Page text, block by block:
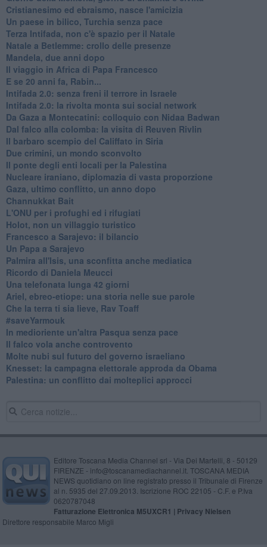
Cristianesimo ed ebraismo, nasce l'amicizia
Un paese in bilico, Turchia senza pace
Terza Intifada, non c'è spazio per il Natale
Natale a Betlemme: crollo delle presenze
Mandela, due anni dopo
Il viaggio in Africa di Papa Francesco
E se 20 anni fa, Rabin...
Intifada 2.0: senza freni il terrore in Israele
Intifada 2.0: la rivolta monta sui social network
Da Gaza a Montecatini: colloquio con Nidaa Badwan
Dal falco alla colomba: la visita di Reuven Rivlin
Il barbaro scempio del Califfato in Siria
Due crimini, un mondo sconvolto
Il ponte degli enti locali per la Palestina
Nucleare iraniano, diplomazia di vasta proporzione
Gaza, ultimo conflitto, un anno dopo
Channukkat Bait
L'ONU per i profughi ed i rifugiati
Holot, non un villaggio turistico
Francesco a Sarajevo: il bilancio
Un Papa a Sarajevo
Palmira all'Isis, una sconfitta anche mediatica
Ricordo di Daniela Meucci
​Una telefonata lunga 42 giorni
​Ariel, ebreo-etiope: una storia nelle sue parole
Che la terra ti sia lieve, Rav Toaff
​#saveYarmouk
​In medioriente un'altra Pasqua senza pace
​Il falco vola anche controvento
Molte nubi sul futuro del governo israeliano
Knesset: la campagna elettorale approda da Obama
Palestina: un conflitto dai molteplici approcci
Editore Toscana Media Channel srl - Via Dei Martelli, 8 - 50129
FIRENZE - info@toscanamediachannel.it. TOSCANA MEDIA
NEWS quotidiano on line registrato presso il Tribunale di Firenze
al n. 5935 del 27.09.2013. Iscrizione ROC 22105 - C.F. e P.Iva
0620787048
Fatturazione Elettronica M5UXCR1 | Privacy Nielsen
Direttore responsabile Marco Migli